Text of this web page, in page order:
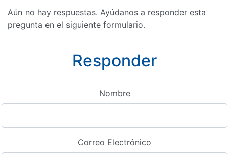
Aún no hay respuestas. Ayúdanos a responder esta
pregunta en el siguiente formulario.
Responder
Nombre
Correo Electrónico